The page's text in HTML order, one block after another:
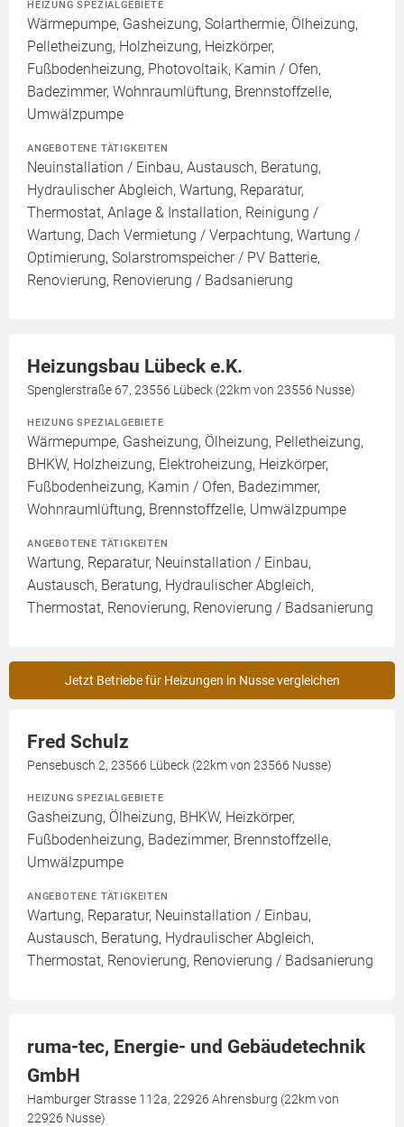
HEIZUNG SPEZIALGEBIETE
Wärmepumpe, Gasheizung, Solarthermie, Ölheizung,
Pelletheizung, Holzheizung, Heizkörper,
Fußbodenheizung, Photovoltaik, Kamin / Ofen,
Badezimmer, Wohnraumlüftung, Brennstoffzelle,
Umwälzpumpe
ANGEBOTENE TÄTIGKEITEN
Neuinstallation / Einbau, Austausch, Beratung,
Hydraulischer Abgleich, Wartung, Reparatur,
Thermostat, Anlage & Installation, Reinigung /
Wartung, Dach Vermietung / Verpachtung, Wartung /
Optimierung, Solarstromspeicher / PV Batterie,
Renovierung, Renovierung / Badsanierung
Heizungsbau Lübeck e.K.
Spenglerstraße 67, 23556 Lübeck (22km von 23556 Nusse)
HEIZUNG SPEZIALGEBIETE
Wärmepumpe, Gasheizung, Ölheizung, Pelletheizung,
BHKW, Holzheizung, Elektroheizung, Heizkörper,
Fußbodenheizung, Kamin / Ofen, Badezimmer,
Wohnraumlüftung, Brennstoffzelle, Umwälzpumpe
ANGEBOTENE TÄTIGKEITEN
Wartung, Reparatur, Neuinstallation / Einbau,
Austausch, Beratung, Hydraulischer Abgleich,
Thermostat, Renovierung, Renovierung / Badsanierung
Jetzt Betriebe für Heizungen in Nusse vergleichen
Fred Schulz
Pensebusch 2, 23566 Lübeck (22km von 23566 Nusse)
HEIZUNG SPEZIALGEBIETE
Gasheizung, Ölheizung, BHKW, Heizkörper,
Fußbodenheizung, Badezimmer, Brennstoffzelle,
Umwälzpumpe
ANGEBOTENE TÄTIGKEITEN
Wartung, Reparatur, Neuinstallation / Einbau,
Austausch, Beratung, Hydraulischer Abgleich,
Thermostat, Renovierung, Renovierung / Badsanierung
ruma-tec, Energie- und Gebäudetechnik
GmbH
Hamburger Strasse 112a, 22926 Ahrensburg (22km von
22926 Nusse)